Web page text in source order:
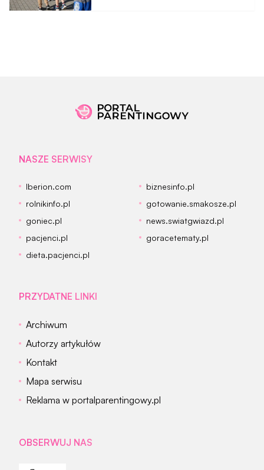
NASZE SERWISY
Iberion.com
biznesinfo.pl
rolnikinfo.pl
gotowanie.smakosze.pl
goniec.pl
news.swiatgwiazd.pl
pacjenci.pl
goracetematy.pl
dieta.pacjenci.pl
PRZYDATNE LINKI
Archiwum
Autorzy artykułów
Kontakt
Mapa serwisu
Reklama w portalparentingowy.pl
OBSERWUJ NAS